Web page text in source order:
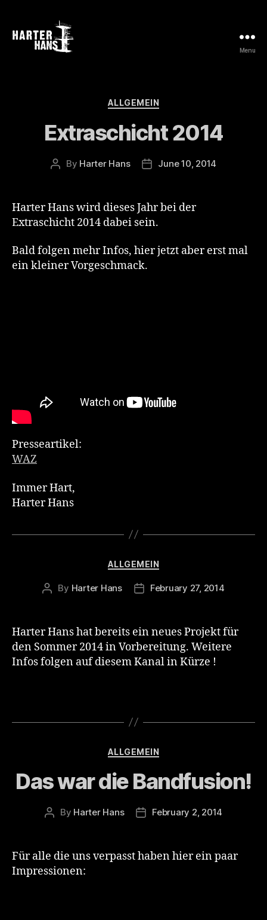
Menu
Categories
ALLGEMEIN
Extraschicht 2014
Post
By Harter Hans
PostJune 10, 2014
Harter Hans wird dieses Jahr bei der
Extraschicht 2014 dabei sein.
Bald folgen mehr Infos, hier jetzt aber erst mal
ein kleiner Vorgeschmack.
Presseartikel:
WAZ
Immer Hart,
Harter Hans
Categories
ALLGEMEIN
Post
By Harter Hans
PostFebruary 27, 2014
Harter Hans hat bereits ein neues Projekt für
den Sommer 2014 in Vorbereitung. Weitere
Infos folgen auf diesem Kanal in Kürze !
Categories
ALLGEMEIN
Das war die Bandfusion!
Post
By Harter Hans
PostFebruary 2, 2014
Für alle die uns verpasst haben hier ein paar
Impressionen: